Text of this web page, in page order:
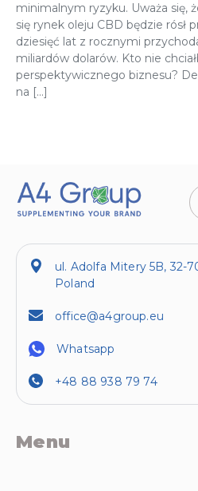
minimalnym ryzyku. Uważa się,
się rynek oleju CBD będzie rósł
dziesięć lat z rocznymi
miliardów dolarów. Kto nie
perspektywicznego biznesu?
na […]
ul. Adolfa Mitery 5B, 32-
Poland
office@a4group.eu
Whatsapp
+48 88 938 79 74
Menu